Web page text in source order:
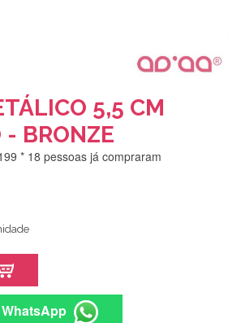
5,5 CM
- BRONZE
* 18 pessoas já compraram